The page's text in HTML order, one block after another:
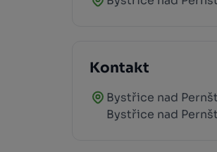
Kontakt
Bystřice nad
Bystřice nad